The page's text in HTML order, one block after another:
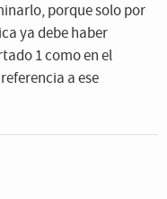
porque solo por
ya debe haber
1 como en el
a ese